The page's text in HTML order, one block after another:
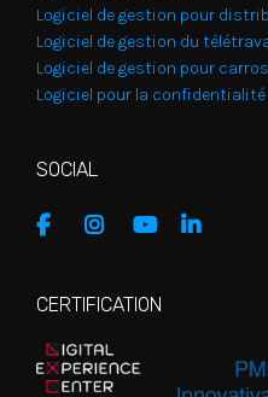
Logiciel de gestion pour
Logiciel de gestion du
Logiciel de gestion pour
Logiciel pour la confidentialité
SOCIAL
CERTIFICATION